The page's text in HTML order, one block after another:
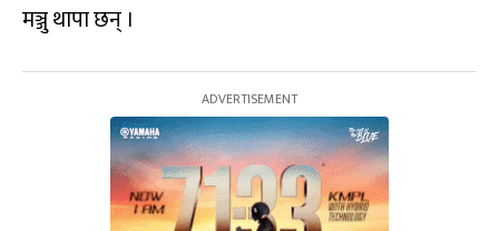
मञ्जु थापा छन् ।